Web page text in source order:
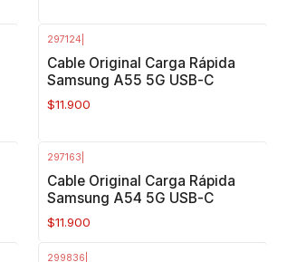
297124
Cable Original Carga Rápida
Samsung A55 5G USB-C
$11.900
297163
Cable Original Carga Rápida
Samsung A54 5G USB-C
$11.900
299836